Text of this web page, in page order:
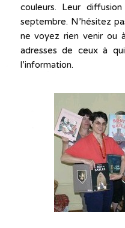
couleurs. Leur
septembre. N’hésitez
ne voyez rien venir ou
adresses de ceux à
l’information.